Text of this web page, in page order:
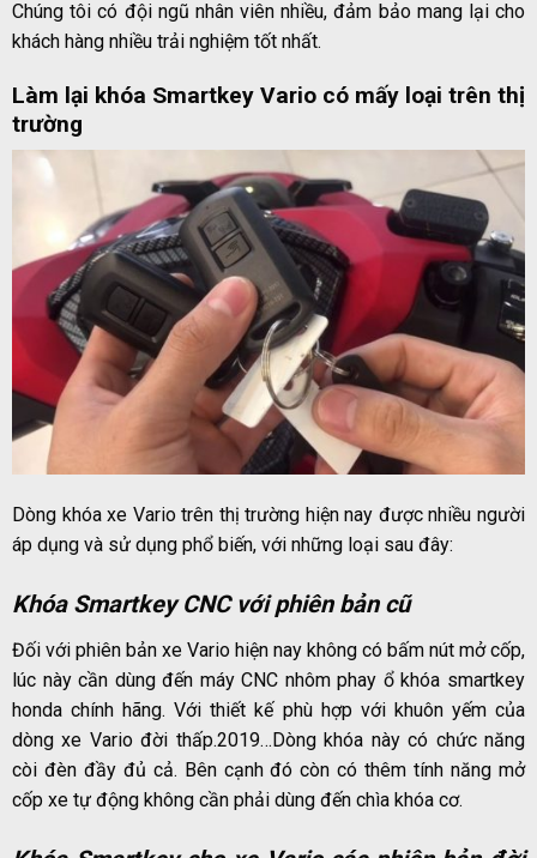
Chúng tôi có đội ngũ nhân viên nhiều, đảm bảo mang lại cho
khách hàng nhiều trải nghiệm tốt nhất.
Làm lại khóa Smartkey Vario có mấy loại trên thị
trường
Dòng khóa xe Vario trên thị trường hiện nay được nhiều người
áp dụng và sử dụng phổ biến, với những loại sau đây:
Khóa Smartkey CNC với phiên bản cũ
Đối với phiên bản xe Vario hiện nay không có bấm nút mở cốp,
lúc này cần dùng đến máy CNC nhôm phay ổ khóa smartkey
honda chính hãng. Với thiết kế phù hợp với khuôn yếm của
dòng xe Vario đời thấp.2019…Dòng khóa này có chức năng
còi đèn đầy đủ cả. Bên cạnh đó còn có thêm tính năng mở
cốp xe tự động không cần phải dùng đến chìa khóa cơ.